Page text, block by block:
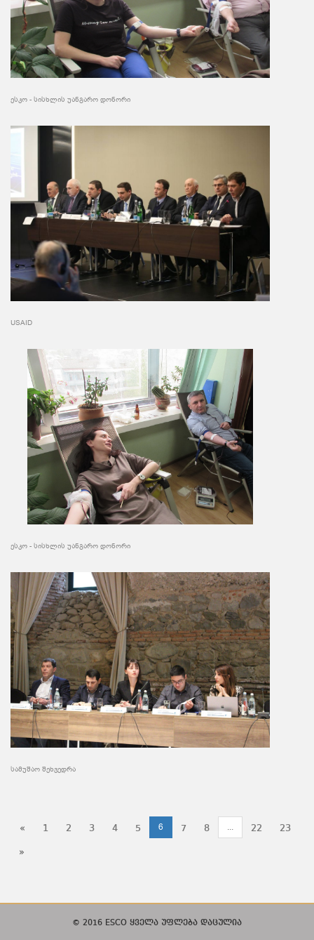
ესკო - სისხლის უანგარო დონორი
USAID
ესკო - სისხლის უანგარო დონორი
სამუშაო შეხვედრა
« 1 2 3 4 5 6 7 8 ... 22 23
»
© 2016 ESCO ყველა უფლება დაცულია